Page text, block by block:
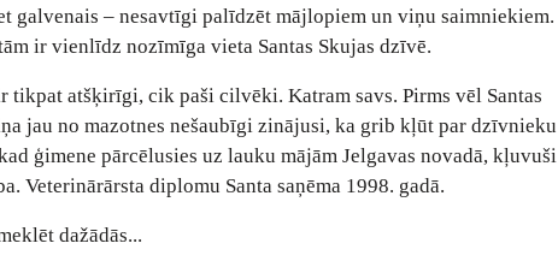
galvenais – nesavtīgi palīdzēt mājlopiem un viņu saimniekiem.
ir vienlīdz nozīmīga vieta Santas Skujas dzīvē.
tikpat atšķirīgi, cik paši cilvēki. Katram savs. Pirms vēl Santas
jau no mazotnes nešaubīgi zinājusi, ka grib kļūt par dzīvnieku
ģimene pārcēlusies uz lauku mājām Jelgavas novadā, kļuvuši
Veterinārārsta diplomu Santa saņēma 1998. gadā.
dažādās...